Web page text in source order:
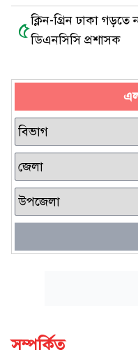
৫ক্লিন-গ্রিন ঢাকা
ডিএনসিসি প্রশাসক
সম্পর্কিত